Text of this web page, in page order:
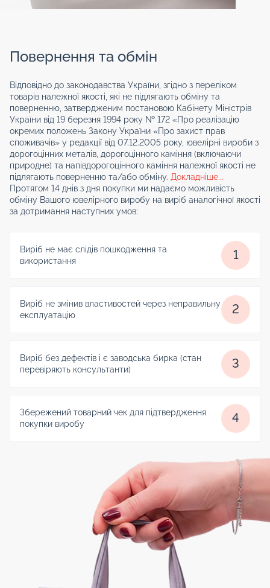
Повернення та обмін
Відповідно до законодавства України, згідно з переліком
товарів належної якості, які не підлягають обміну та
поверненню, затвердженим постановою Кабінету Міністрів
України від 19 березня 1994 року № 172 «Про реалізацію
окремих положень Закону України «Про захист прав
споживачів» у редакції від 07.12.2005 року, ювелірні вироби з
дорогоцінних металів, дорогоцінного каміння (включаючи
природне) та напівдорогоцінного каміння належної якості не
підлягають поверненню та/або обміну. Докладніше...
Протягом 14 днів з дня покупки ми надаємо можливість
обміну Вашого ювелірного виробу на виріб аналогічної якості
за дотримання наступних умов:
Виріб не має слідів пошкодження та
використання
1
Виріб не змінив властивостей через неправильну
експлуатацію
2
Виріб без дефектів і є заводська бирка (стан
перевіряють консультанти)
3
Збережений товарний чек для підтвердження
покупки виробу
4